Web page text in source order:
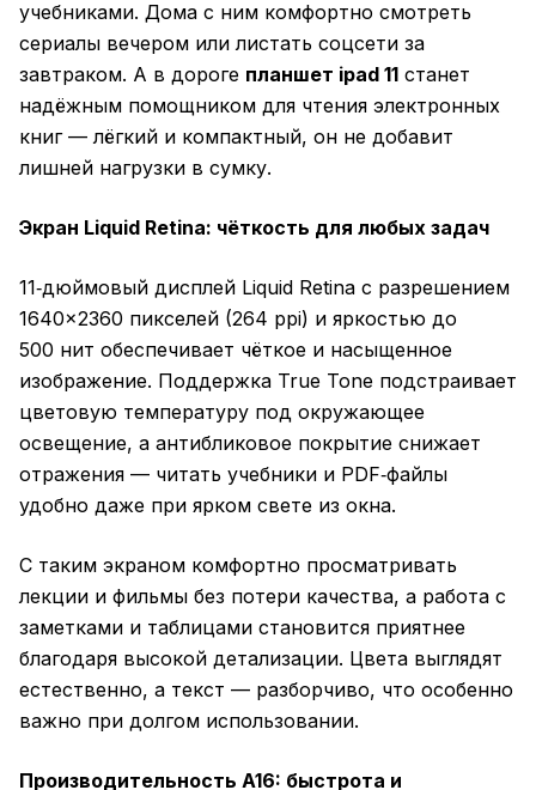
учебниками. Дома с ним комфортно смотреть
сериалы вечером или листать соцсети за
завтраком. А в дороге планшет ipad 11 станет
надёжным помощником для чтения электронных
книг — лёгкий и компактный, он не добавит
лишней нагрузки в сумку.
Экран Liquid Retina: чёткость для любых задач
11‑дюймовый дисплей Liquid Retina с разрешением
1640×2360 пикселей (264 ppi) и яркостью до
500 нит обеспечивает чёткое и насыщенное
изображение. Поддержка True Tone подстраивает
цветовую температуру под окружающее
освещение, а антибликовое покрытие снижает
отражения — читать учебники и PDF‑файлы
удобно даже при ярком свете из окна.
С таким экраном комфортно просматривать
лекции и фильмы без потери качества, а работа с
заметками и таблицами становится приятнее
благодаря высокой детализации. Цвета выглядят
естественно, а текст — разборчиво, что особенно
важно при долгом использовании.
Производительность A16: быстрота и